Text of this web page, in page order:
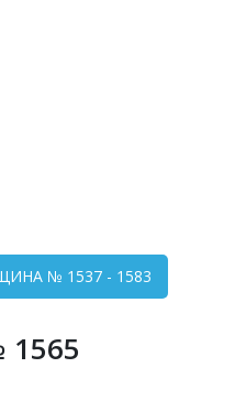
№ 1537 - 1583